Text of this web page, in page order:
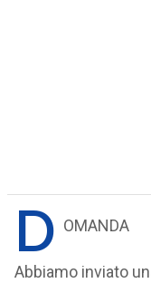
D OMANDA
Abbiamo inviato